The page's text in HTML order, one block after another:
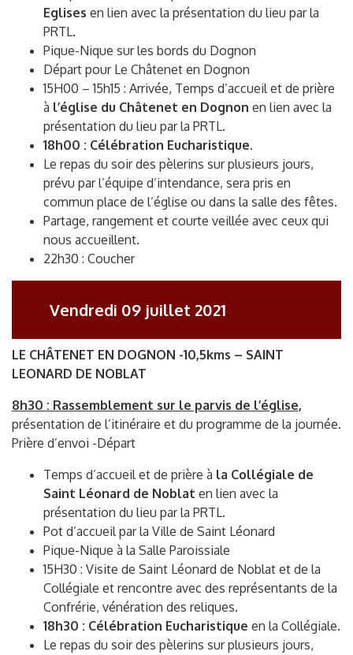
Eglises en lien avec la présentation du lieu par la
PRTL.
Pique-Nique sur les bords du Dognon
Départ pour Le Châtenet en Dognon
15H00 – 15h15 : Arrivée, Temps d’accueil et de prière
à l’église du Châtenet en Dognon en lien avec la
présentation du lieu par la PRTL.
18h00 : Célébration Eucharistique.
Le repas du soir des pèlerins sur plusieurs jours,
prévu par l’équipe d’intendance, sera pris en
commun place de l’église ou dans la salle des fêtes.
Partage, rangement et courte veillée avec ceux qui
nous accueillent.
22h30 : Coucher
Vendredi 09 juillet 2021
LE CHÂTENET EN DOGNON -10,5kms – SAINT
LEONARD DE NOBLAT
8h30 : Rassemblement sur le parvis de l’église,
présentation de l’itinéraire et du programme de la journée.
Prière d’envoi -Départ
Temps d’accueil et de prière à la Collégiale de
Saint Léonard de Noblat en lien avec la
présentation du lieu par la PRTL.
Pot d’accueil par la Ville de Saint Léonard
Pique-Nique à la Salle Paroissiale
15H30 : Visite de Saint Léonard de Noblat et de la
Collégiale et rencontre avec des représentants de la
Confrérie, vénération des reliques.
18h30 : Célébration Eucharistique en la Collégiale.
Le repas du soir des pèlerins sur plusieurs jours,